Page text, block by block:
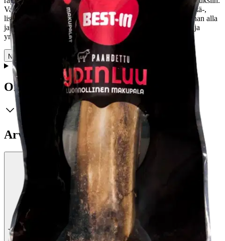
Valmistusmenetelmä takaa tuotteen säilyvyyden – eikä säilöntä-,
lisä- tai väriaineita tarvita. Toimimme Ruokaviraston valvonnan alla
ja tuotteiden sekä toiminnan laadun takeena meillä on laatu- ja
ympäristösertifikaatit.
Näytä lisää tuotekuvausta
Ominaisuudet
Arviot
Tuotearvioiden keskiarvo 5/5